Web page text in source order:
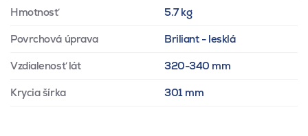
Hmotnosť 5.7 kg
Povrchová úprava Briliant - lesklá
Vzdialenosť lát 320-340 mm
Krycia šírka 301 mm